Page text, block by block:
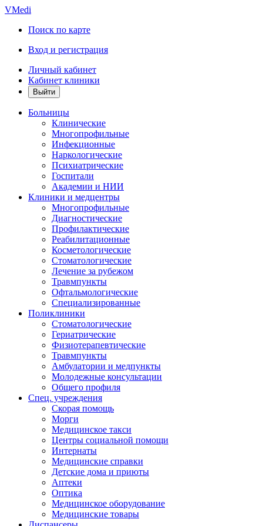
VMedi
Поиск по карте
Вход и регистрация
Личный кабинет
Кабинет клиники
Больницы
Клинические
Многопрофильные
Инфекционные
Наркологические
Психиатрические
Госпитали
Академии и НИИ
Клиники и медцентры
Многопрофильные
Диагностические
Профилактические
Реабилитационные
Косметологические
Стоматологические
Лечение за рубежом
Травмпункты
Офтальмологические
Специализированные
Поликлиники
Стоматологические
Гериатрические
Физиотерапевтические
Травмпункты
Амбулатории и медпункты
Молодежные консультации
Общего профиля
Спец. учреждения
Скорая помощь
Морги
Медицинское такси
Центры социальной помощи
Интернаты
Медицинские справки
Детские дома и приюты
Аптеки
Оптика
Медицинское оборудование
Медицинские товары